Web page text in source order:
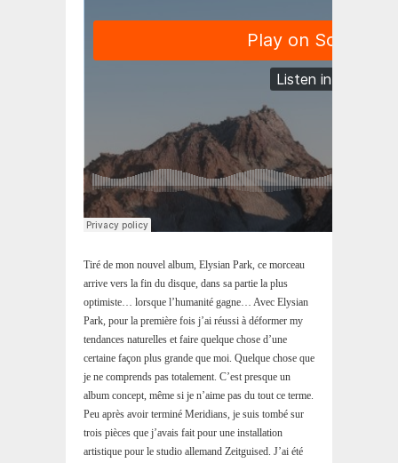
Tiré de mon nouvel album, Elysian Park, ce morceau
arrive vers la fin du disque, dans sa partie la plus
optimiste… lorsque l’humanité gagne… Avec Elysian
Park, pour la première fois j’ai réussi à déformer my
tendances naturelles et faire quelque chose d’une
certaine façon plus grande que moi. Quelque chose que
je ne comprends pas totalement. C’est presque un
album concept, même si je n’aime pas du tout ce terme.
Peu après avoir terminé Meridians, je suis tombé sur
trois pièces que j’avais fait pour une installation
artistique pour le studio allemand Zeitguised. J’ai été